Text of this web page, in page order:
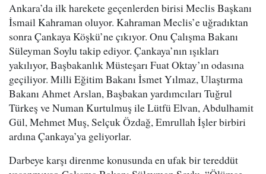
Ankara’da ilk harekete geçenlerden birisi Meclis Başkanı
İsmail Kahraman oluyor. Kahraman Meclis’e uğradıktan
sonra Çankaya Köşkü’ne çıkıyor. Onu Çalışma Bakanı
Süleyman Soylu takip ediyor. Çankaya’nın ışıkları
yakılıyor, Başbakanlık Müsteşarı Fuat Oktay’ın odasına
geçiliyor. Milli Eğitim Bakanı İsmet Yılmaz, Ulaştırma
Bakanı Ahmet Arslan, Başbakan yardımcıları Tuğrul
Türkeş ve Numan Kurtulmuş ile Lütfü Elvan, Abdulhamit
Gül, Mehmet Muş, Selçuk Özdağ, Emrullah İşler birbiri
ardına Çankaya’ya geliyorlar.
Darbeye karşı direnme konusunda en ufak bir tereddüt